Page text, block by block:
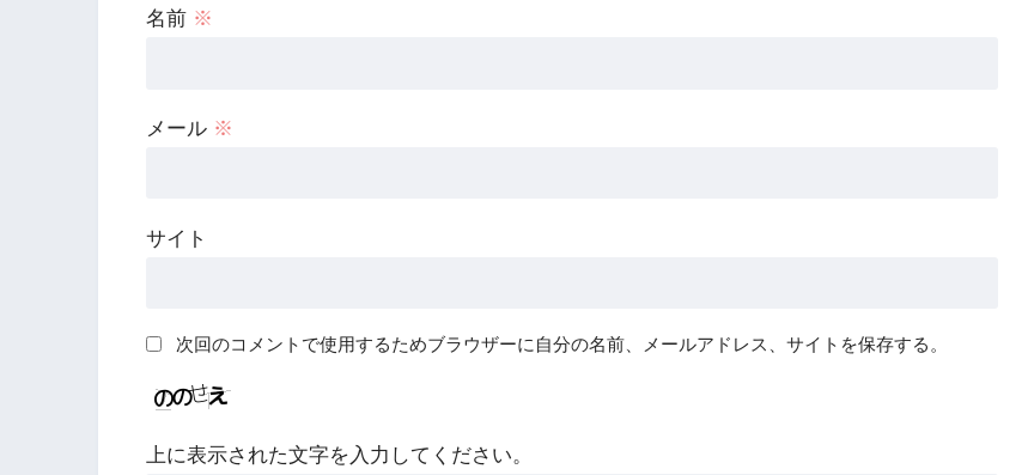
名前 ※
メール ※
サイト
次回のコメントで使用するためブラウザーに自分の名前、メールアドレス、サイトを保存する。
上に表示された文字を入力してください。